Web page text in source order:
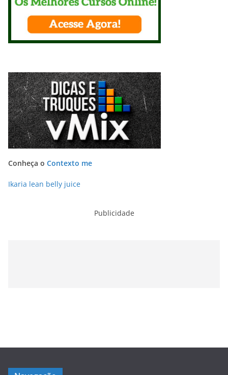
Conheça o Contexto me
Ikaria lean belly juice
Publicidade